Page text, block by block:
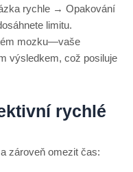
rychle → Opakování
limitu.
mozku—vaše
výsledkem, což posiluje
rychlé
zároveň omezit čas: